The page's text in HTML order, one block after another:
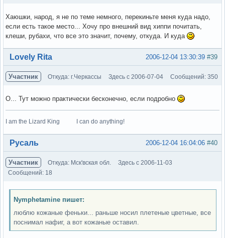
Хаюшки, народ, я не по теме немного, перекиньте меня куда надо,
если есть такое место... Хочу про внешний вид хиппи почитать,
клеши, рубахи, что все это значит, почему, откуда. И куда
Вне форума #39
2006-12-04 13:30:39
Lovely Rita
Участник Откуда: г.Черкассы Здесь с 2006-07-04 Сообщений: 350
О... Тут можно практически бесконечно, если подробно
I am the Lizard King I can do anything!
Вне форума #40
2006-12-04 16:04:06
Русаль
Участник Откуда: Мск'вская обл.
Здесь с 2006-11-03
Сообщений: 18
Nymphetamine пишет:
люблю кожаные феньки... раньше носил плетеные цветные, все
поснимал нафиг, а вот кожаные оставил.